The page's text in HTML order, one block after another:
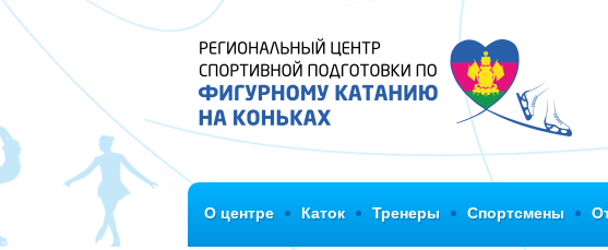
О центре Каток Тренеры Спортсмены